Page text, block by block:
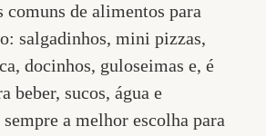
comuns de alimentos para
salgadinhos, mini pizzas,
docinhos, guloseimas e, é
beber, sucos, água e
a melhor escolha para